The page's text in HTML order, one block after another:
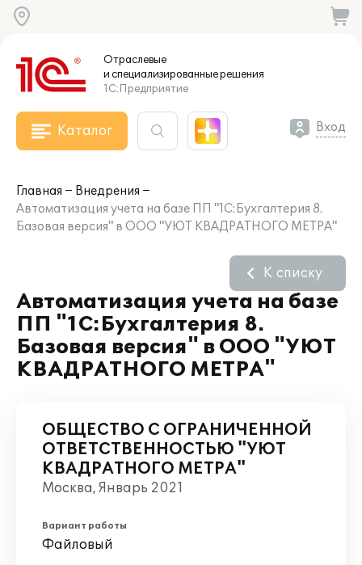
Отраслевые
и специализированныерешения
1С:Предприятие
Каталог Вход
Главная
Внедрения
Автоматизация учета на базе ПП "1С:Бухгалтерия 8.
Базовая версия" в ООО "УЮТ КВАДРАТНОГО МЕТРА"
Автоматизация учета на базе
ПП "1С:Бухгалтерия 8.
Базовая версия" в ООО "УЮТ
КВАДРАТНОГО МЕТРА"
К списку
ОБЩЕСТВО С ОГРАНИЧЕННОЙ
ОТВЕТСТВЕННОСТЬЮ "УЮТ
КВАДРАТНОГО МЕТРА"
Москва, Январь 2021
Вариант работы
Файловый